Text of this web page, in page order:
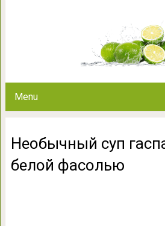
Menu
Необычный суп
белой фасолью